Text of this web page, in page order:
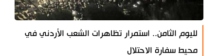
لليوم الثامن.. استمرار تظاهرات الشعب الأردني في
محيط سفارة الاحتلال